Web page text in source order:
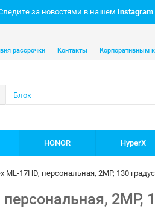
за новостями в нашем Instagram
рассрочки Контакты Корпоративным
HONOR HyperX
17HD, персональная, 2MP, 130
2MP,